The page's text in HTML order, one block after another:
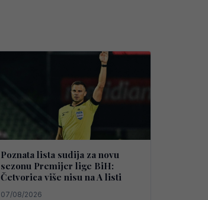
Poznata lista sudija za novu
sezonu Premijer lige BiH:
Četvorica više nisu na A listi
07/08/2026